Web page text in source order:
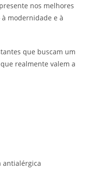
nos melhores
modernidade e à
que buscam um
realmente valem a
antialérgica